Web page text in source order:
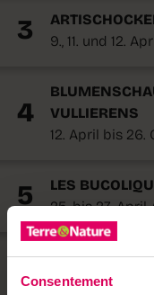
Consentement
3
9., 11. und 12.
4
VULLIERENS
12. April bis 26.
5
LES
25. bis 27. April,
6
27. April, Vevey